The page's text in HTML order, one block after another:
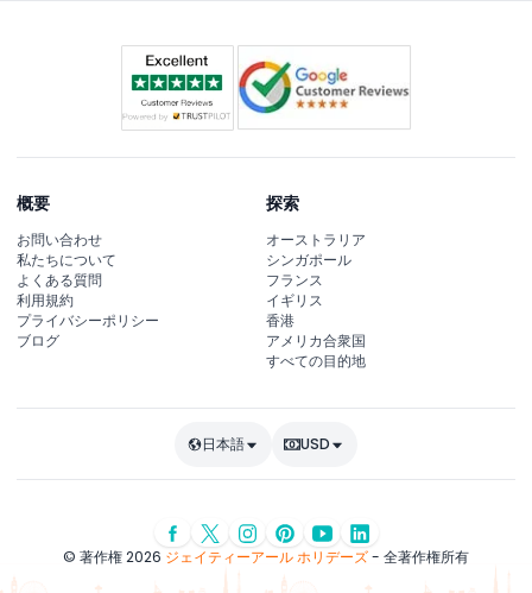
概要
お問い合わせ
私たちについて
よくある質問
利用規約
プライバシーポリシー
ブログ
探索
オーストラリア
シンガポール
フランス
イギリス
香港
アメリカ合衆国
すべての目的地
日本語 USD
© 著作権 2026 ジェイティーアール ホリデーズ- 全著作権所有